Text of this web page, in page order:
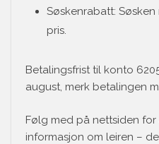
Søskenrabatt:
pris.
Betalingsfrist til konto
august, merk betalingen
Følg med på nettsiden
informasjon om leiren –